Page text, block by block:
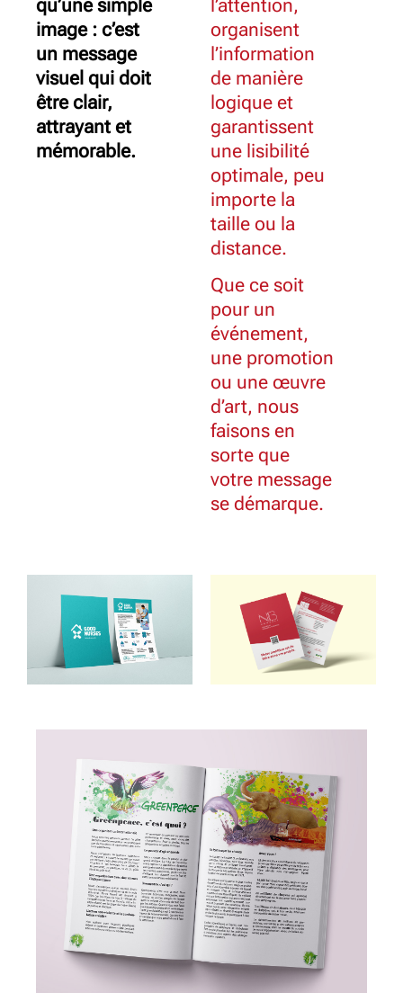
qu’une simple
image : c’est
un message
visuel qui doit
être clair,
attrayant et
mémorable.
l’attention,
organisent
l’information
de manière
logique et
garantissent
une lisibilité
optimale, peu
importe la
taille ou la
distance.
Que ce soit
pour un
événement,
une promotion
ou une œuvre
d’art, nous
faisons en
sorte que
votre message
se démarque.